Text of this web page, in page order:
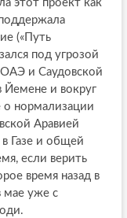
этот проект как
(«Путь
под угрозой
и Саудовской
Йемене и вокруг
о нормализации
Аравией
Газе и общей
если верить
время назад в
мае уже с